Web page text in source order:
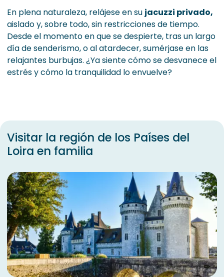
En plena naturaleza, relájese en su jacuzzi privado,
aislado y, sobre todo, sin restricciones de tiempo.
Desde el momento en que se despierte, tras un largo
día de senderismo, o al atardecer, sumérjase en las
relajantes burbujas. ¿Ya siente cómo se desvanece el
estrés y cómo la tranquilidad lo envuelve?
Visitar la región de los Países del
Loira en familia